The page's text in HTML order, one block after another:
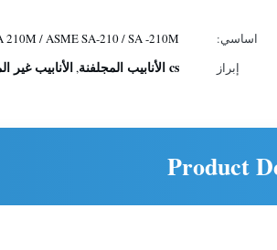
اساسي:
210M / ASME SA-210 / SA -210M
إبراز
cs الأنابيب المجلفنة ,الأنابيب
Product